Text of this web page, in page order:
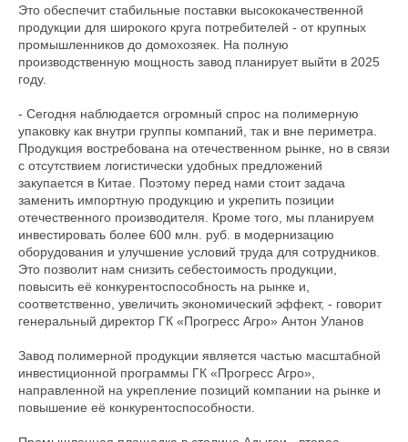
Это обеспечит стабильные поставки высококачественной
продукции для широкого круга потребителей - от крупных
промышленников до домохозяек. На полную
производственную мощность завод планирует выйти в 2025
году.
- Сегодня наблюдается огромный спрос на полимерную
упаковку как внутри группы компаний, так и вне периметра.
Продукция востребована на отечественном рынке, но в связи
с отсутствием логистически удобных предложений
закупается в Китае. Поэтому перед нами стоит задача
заменить импортную продукцию и укрепить позиции
отечественного производителя. Кроме того, мы планируем
инвестировать более 600 млн. руб. в модернизацию
оборудования и улучшение условий труда для сотрудников.
Это позволит нам снизить себестоимость продукции,
повысить её конкурентоспособность на рынке и,
соответственно, увеличить экономический эффект, - говорит
генеральный директор ГК «Прогресс Агро» Антон Уланов
Завод полимерной продукции является частью масштабной
инвестиционной программы ГК «Прогресс Агро»,
направленной на укрепление позиций компании на рынке и
повышение её конкурентоспособности.